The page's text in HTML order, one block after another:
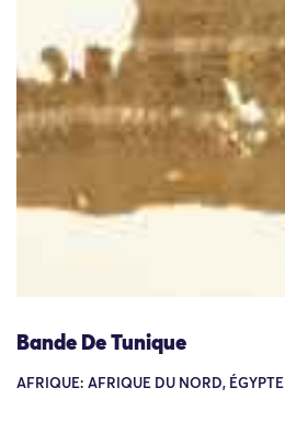
Bande De Tunique
AFRIQUE: AFRIQUE DU NORD, ÉGYPTE